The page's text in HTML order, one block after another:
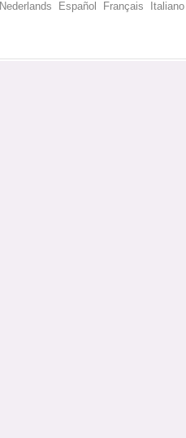
Nederlands Español Français Italiano